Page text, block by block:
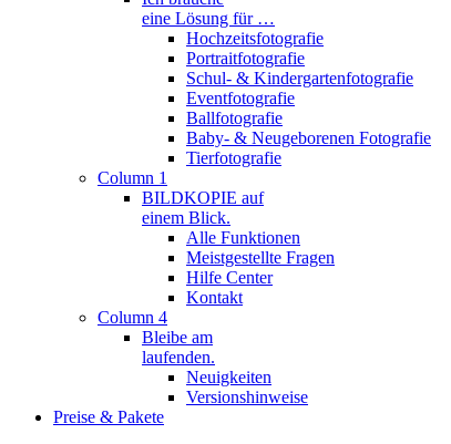
eine Lösung für …
Hochzeitsfotografie
Portraitfotografie
Schul- & Kindergartenfotografie
Eventfotografie
Ballfotografie
Baby- & Neugeborenen Fotografie
Tierfotografie
Column 1
BILDKOPIE auf
einem Blick.
Alle Funktionen
Meistgestellte Fragen
Hilfe Center
Kontakt
Column 4
Bleibe am
laufenden.
Neuigkeiten
Versionshinweise
Preise & Pakete